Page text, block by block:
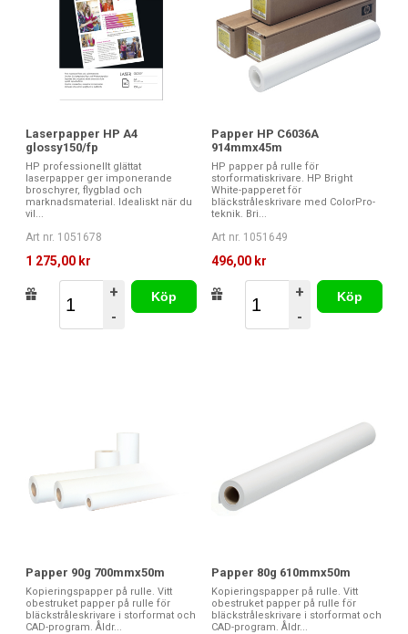
Laserpapper HP A4
glossy150/fp
HP professionellt glättat
laserpapper ger imponerande
broschyrer, flygblad och
marknadsmaterial. Idealiskt när du
vil...
Art nr. 1051678
1 275,00 kr
+
-
Köp
Papper HP C6036A
914mmx45m
HP papper på rulle för
storformatiskrivare. HP Bright
White-papperet för
bläckstråleskrivare med ColorPro-
teknik. Bri...
Art nr. 1051649
496,00 kr
+
-
Köp
Papper 90g 700mmx50m
Kopieringspapper på rulle. Vitt
obestruket papper på rulle för
bläckstråleskrivare i storformat och
CAD-program. Åldr...
Papper 80g 610mmx50m
Kopieringspapper på rulle. Vitt
obestruket papper på rulle för
bläckstråleskrivare i storformat och
CAD-program. Åldr...